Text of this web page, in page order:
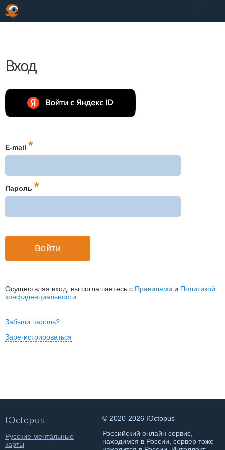
Вход
E-mail *
Пароль *
Осуществляя вход, вы соглашаетесь с Правилами и Политикой
конфиденциальности
Забыли пароль?
Зарегистрироваться
IOctopus
Русские ментальные
карты
© 2020-2026 IOctopus
Российский онлайн сервис,
находимся в России, сервер тоже